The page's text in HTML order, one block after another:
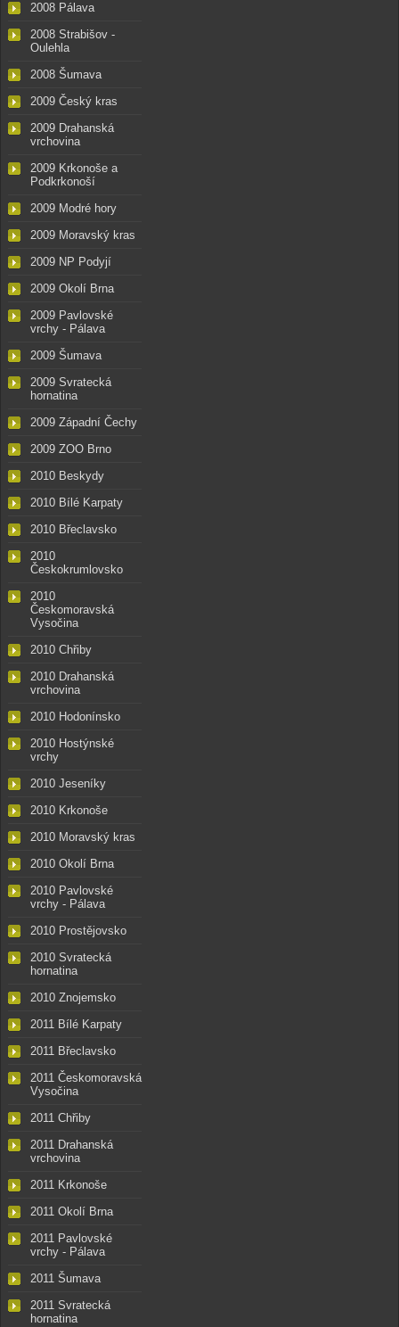
2008 Pálava
2008 Strabišov -
Oulehla
2008 Šumava
2009 Český kras
2009 Drahanská
vrchovina
2009 Krkonoše a
Podkrkonoší
2009 Modré hory
2009 Moravský kras
2009 NP Podyjí
2009 Okolí Brna
2009 Pavlovské
vrchy - Pálava
2009 Šumava
2009 Svratecká
hornatina
2009 Západní Čechy
2009 ZOO Brno
2010 Beskydy
2010 Bílé Karpaty
2010 Břeclavsko
2010
Českokrumlovsko
2010
Českomoravská
Vysočina
2010 Chřiby
2010 Drahanská
vrchovina
2010 Hodonínsko
2010 Hostýnské
vrchy
2010 Jeseníky
2010 Krkonoše
2010 Moravský kras
2010 Okolí Brna
2010 Pavlovské
vrchy - Pálava
2010 Prostějovsko
2010 Svratecká
hornatina
2010 Znojemsko
2011 Bílé Karpaty
2011 Břeclavsko
2011 Českomoravská
Vysočina
2011 Chřiby
2011 Drahanská
vrchovina
2011 Krkonoše
2011 Okolí Brna
2011 Pavlovské
vrchy - Pálava
2011 Šumava
2011 Svratecká
hornatina